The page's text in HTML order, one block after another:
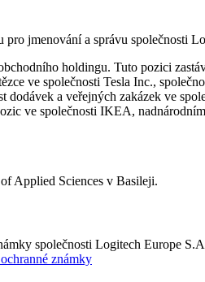
jmenování a správu společnosti
holdingu. Tuto pozici
ve společnosti Tesla Inc.,
a veřejných zakázek ve
ve společnosti IKEA,
Applied Sciences v Basileji.
společnosti Logitech Europe
známky